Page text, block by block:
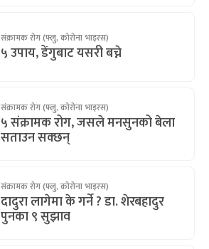
संक्रामक रोग (फ्लु, कोरोना भाइरस)
५ उपाय, डेंगुबाट यसरी बच्ने
संक्रामक रोग (फ्लु, कोरोना भाइरस)
५ संक्रामक रोग, जसले मनसुनको बेला
सताउन सक्छन्
संक्रामक रोग (फ्लु, कोरोना भाइरस)
दादुरा लागेमा के गर्ने ? डा. शेरबहादुर
पुनका ९ सुझाव